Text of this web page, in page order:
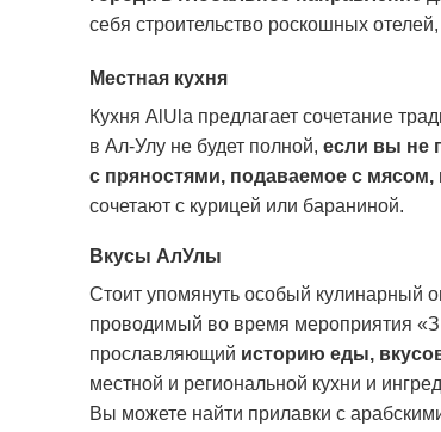
себя строительство роскошных
Местная кухня
Кухня AlUla предлагает сочетание
в Ал-Улу не будет полной, если вы не
с пряностями, подаваемое с
сочетают с курицей или бараниной.
Вкусы АлУлы
Стоит упомянуть особый кулинарный
проводимый во время мероприятия
прославляющий историю еды,
местной и региональной кухни и
Вы можете найти прилавки с